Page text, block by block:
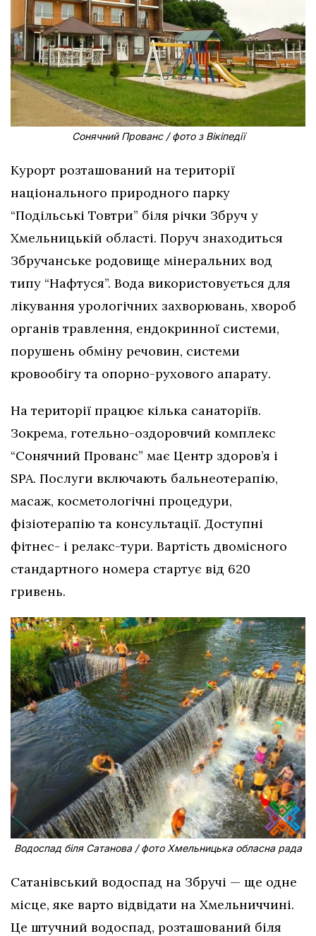
Сонячний Прованс / фото з Вікіпедії
Курорт розташований на території
національного природного парку
“Подільські Товтри” біля річки Збруч у
Хмельницькій області. Поруч знаходиться
Збручанське родовище мінеральних вод
типу “Нафтуся”. Вода використовується для
лікування урологічних захворювань, хвороб
органів травлення, ендокринної системи,
порушень обміну речовин, системи
кровообігу та опорно-рухового апарату.
На території працює кілька санаторіїв.
Зокрема, готельно-оздоровчий комплекс
“Сонячний Прованс” має Центр здоров’я і
SPA. Послуги включають бальнеотерапію,
масаж, косметологічні процедури,
фізіотерапію та консультації. Доступні
фітнес- і релакс-тури. Вартість двомісного
стандартного номера стартує від 620
гривень.
Водоспад біля Сатанова / фото Хмельницька обласна рада
Сатанівський водоспад на Збручі — ще одне
місце, яке варто відвідати на Хмельниччині.
Це штучний водоспад, розташований біля